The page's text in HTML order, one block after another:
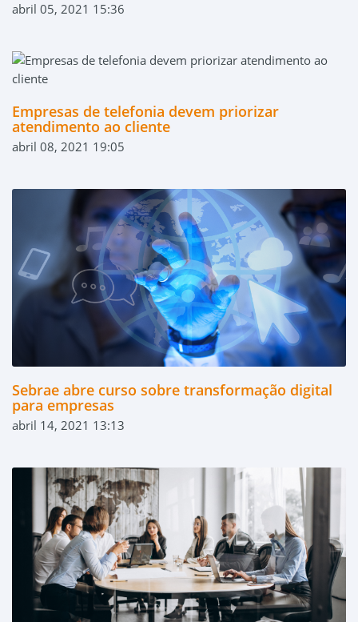
abril 05, 2021 15:36
Empresas de telefonia devem priorizar
atendimento ao cliente
abril 08, 2021 19:05
Sebrae abre curso sobre transformação digital
para empresas
abril 14, 2021 13:13